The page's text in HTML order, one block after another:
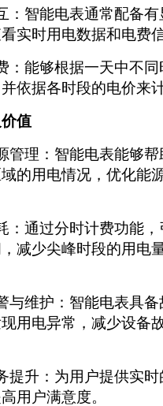
：智能电表通常配备
实时用电数据和电费信
：能够根据一天中不
依据各时段的电价来
值
管理：智能电表能够
的用电情况，优化能
：通过分时计费功能
减少尖峰时段的用电
与维护：智能电表具备
用电异常，减少设备
提升：为用户提供实
用户满意度。